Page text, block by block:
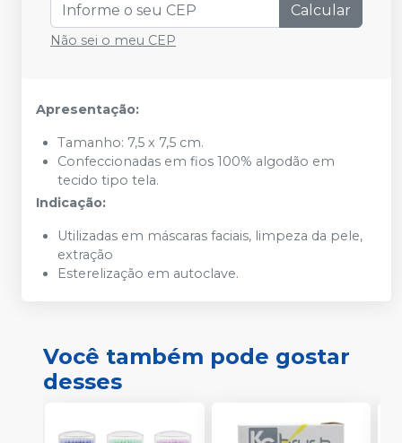
Calcular
Não sei o meu CEP
Apresentação:
Tamanho: 7,5 x 7,5 cm.
Confeccionadas em fios 100% algodão em
tecido tipo tela.
Indicação:
Utilizadas em máscaras faciais, limpeza da pele,
extração
Esterelização em autoclave.
Você também pode gostar
desses